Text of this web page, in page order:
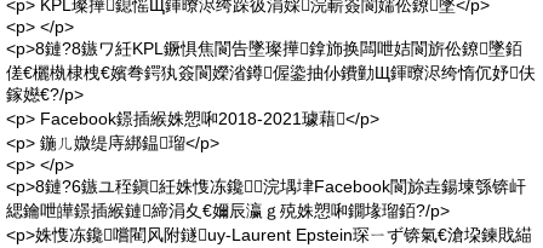
<p> KPL璨撶鎴愮Щ鍕曢浕绔跺彶涓婇浣嶄簽閬嬬伀鐐墜</p>
<p> </p>
<p>8鏈?8鏃ワ紝KPL鐝惧焦閬告墜璨撶鎿斾换闆呭姞閬旂伀鐐墜銆
傞€欐槸棣栧€嬪弮鍔犱簽閬嬫渻鐏偓鍌抽仦鐨勭Щ鍕曢浕绔惰伔妤伕
鎵嬨€?/p>
<p> Facebook鐛插緱姝愬啝2018-2021璩藉</p>
<p> 鍦ㄦ媺缇庤綁鎾瑠</p>
<p> </p>
<p>8鏈?6鏃ユ秷鎭紝姝愯冻鑱浣堣垏Facebook閬旀垚鍚堜綔锛屽
緦鑰呭皣鐛插緱鏈締涓夊€嬭辰瀛ｇ殑姝愬啝鐗堟瑠銆?/p>
<p>姝愯冻鑱嚐閵风附鐩uy-Laurent Epstein琛ㄧず锛氣€滄垜鍊戝緢